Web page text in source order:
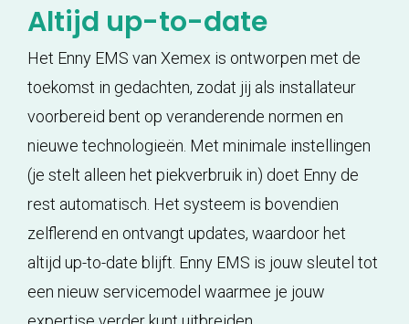
Altijd up-to-date
Het Enny EMS van Xemex is ontworpen met de
toekomst in gedachten, zodat jij als installateur
voorbereid bent op veranderende normen en
nieuwe technologieën. Met minimale instellingen
(je stelt alleen het piekverbruik in) doet Enny de
rest automatisch. Het systeem is bovendien
zelflerend en ontvangt updates, waardoor het
altijd up-to-date blijft. Enny EMS is jouw sleutel tot
een nieuw servicemodel waarmee je jouw